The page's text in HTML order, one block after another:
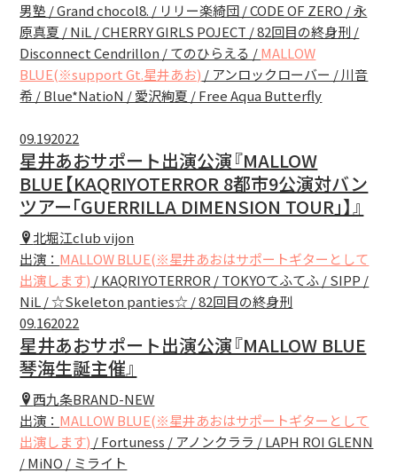
男塾 / Grand chocol8. / リリー楽綺団 / CODE OF ZERO / 永
原真夏 / NiL / CHERRY GIRLS POJECT / 82回目の終身刑 /
Disconnect Cendrillon / てのひらえる /MALLOW
BLUE(※support Gt.星井あお) / アンロックローバー / 川音
希 / Blue*NatioN / 愛沢絢夏 / Free Aqua Butterfly
09.192022
星井あおサポート出演公演『MALLOW
BLUE【KAQRIYOTERROR 8都市9公演対バン
ツアー｢GUERRILLA DIMENSION TOUR｣】』
北堀江club vijon
出演： MALLOW BLUE(※星井あおはサポートギターとして
出演します) / KAQRIYOTERROR / TOKYOてふてふ / SIPP /
NiL / ☆Skeleton panties☆ / 82回目の終身刑
09.162022
星井あおサポート出演公演『MALLOW BLUE
琴海生誕主催』
西九条BRAND-NEW
出演： MALLOW BLUE(※星井あおはサポートギターとして
出演します) / Fortuness / アノンクララ / LAPH ROI GLENN
/ MiNO / ミライト